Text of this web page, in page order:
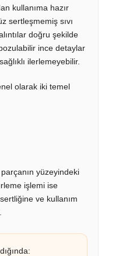
kullanıma hazır
sertleşmemiş sıvı
doğru şekilde
ince detaylar
ilerlemeyebilir.
olarak iki temel
yüzeyindeki
işlemi ise
ve kullanım